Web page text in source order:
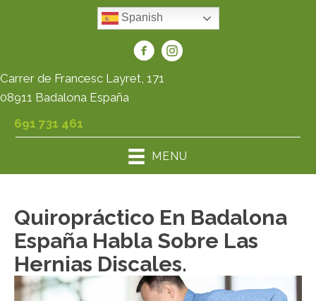
Spanish
Carrer de Francesc Layret, 171
08911 Badalona España
691 731 461
MENU
Quiropráctico En Badalona
España Habla Sobre Las
Hernias Discales.